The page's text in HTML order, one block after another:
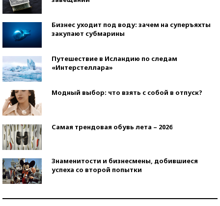
Бизнес уходит под воду: зачем на суперъяхты
закупают субмарины
Путешествие в Исландию по следам
«Интерстеллара»
Модный выбор: что взять с собой в отпуск?
Самая трендовая обувь лета – 2026
Знаменитости и бизнесмены, добившиеся
успеха со второй попытки